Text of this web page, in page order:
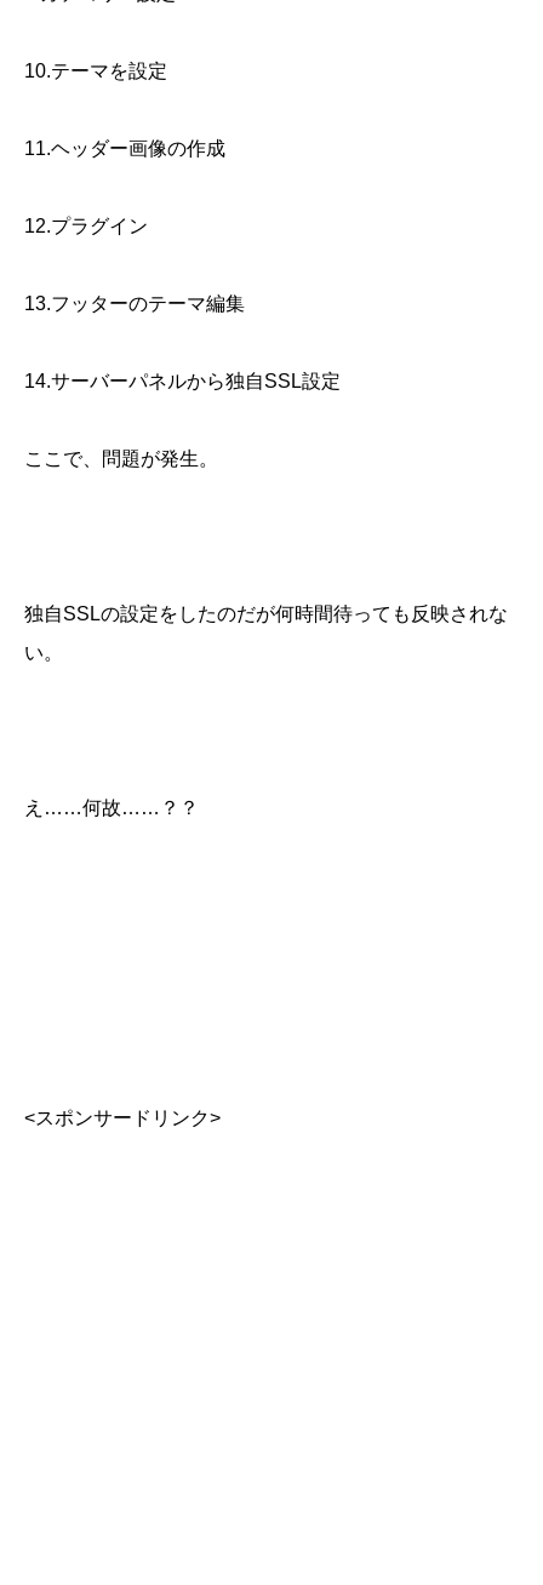
10.テーマを設定
11.ヘッダー画像の作成
12.プラグイン
13.フッターのテーマ編集
14.サーバーパネルから独自SSL設定
ここで、問題が発生。
独自SSLの設定をしたのだが何時間待っても反映されな
い。
え……何故……？？
<スポンサードリンク>